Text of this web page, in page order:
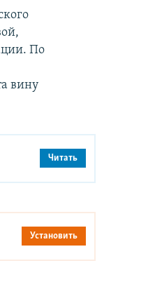
По
вину
Читать
Установить